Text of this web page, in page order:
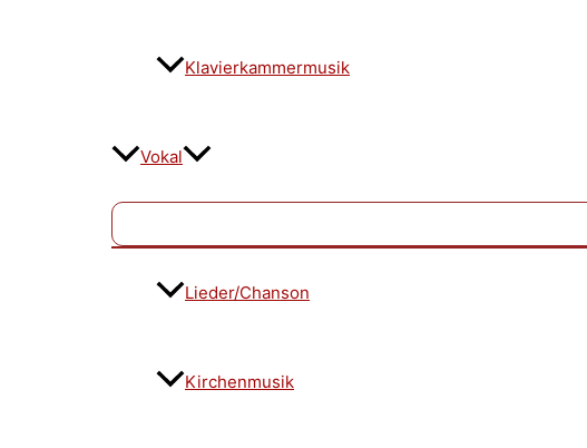
Klavierkammermusik
Vokal
Lieder/Chanson
Kirchenmusik